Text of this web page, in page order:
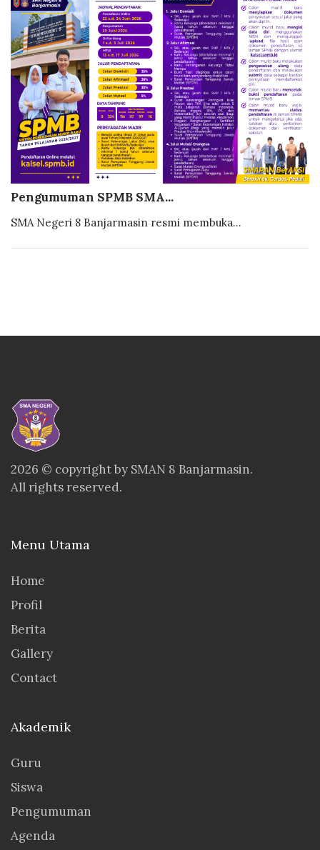
Pengumuman SPMB SMA...
SMA Negeri 8 Banjarmasin resmi membuka...
2026 © copyright by SMAN 8 Banjarmasin.
All rights reserved.
Menu Utama
Home
Profil
Berita
Gallery
Contact
Akademik
Guru
Siswa
Pengumuman
Agenda